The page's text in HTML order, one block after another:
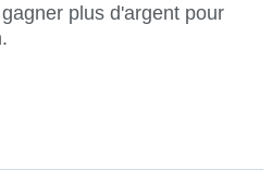
plus d'argent pour